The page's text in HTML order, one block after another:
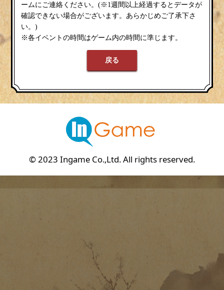
ームにご連絡ください。(※1週間以上経過するとデータが
確認できない場合がございます。あらかじめご了承下さ
い。)
※各イベントの時間はゲーム内の時間に準じます。
戻る
© 2023 Ingame Co.,Ltd. All rights reserved.